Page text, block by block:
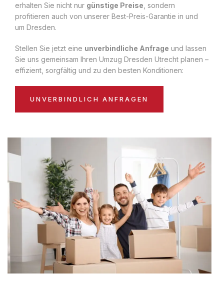
erhalten Sie nicht nur günstige Preise , sondern
profitieren auch von unserer Best-Preis-Garantie in und
um Dresden.
Stellen Sie jetzt eine unverbindliche Anfrage und lassen
Sie uns gemeinsam Ihren Umzug Dresden Utrecht planen –
effizient, sorgfältig und zu den besten Konditionen:
UNVERBINDLICH ANFRAGEN